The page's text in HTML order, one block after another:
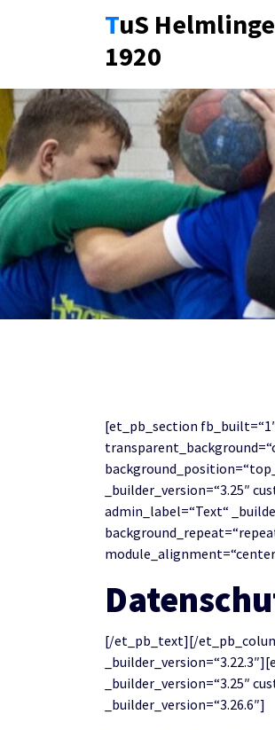
TuS Helmlingen
1920
[et_pb_section
_builder_version=“3.25″
admin_label=“Text“
[/et_pb_text][/
_builder_version=“3.25″
_builder_version=“3.26.6″]